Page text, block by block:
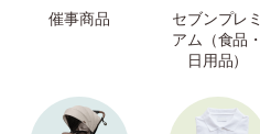
催事商品
セブンプレミ
アム（食品・
日用品）